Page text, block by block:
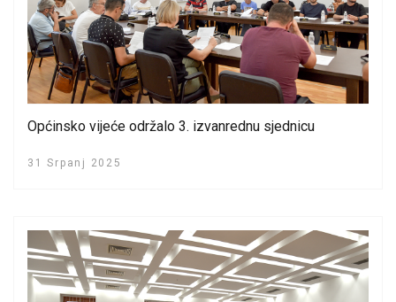
Općinsko vijeće održalo 3. izvanrednu sjednicu
31 Srpanj 2025